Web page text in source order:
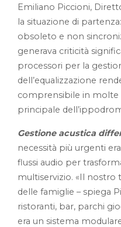
Emiliano Piccioni,
la situazione di
obsoleto e non
generava criticità
processori per la
dell’equalizzazione
comprensibile in molte
principale
Gestione acustica
necessità più urgenti
flussi audio per
multiservizio. «Il
delle famiglie – spiega
ristoranti, bar, parchi
era un sistema